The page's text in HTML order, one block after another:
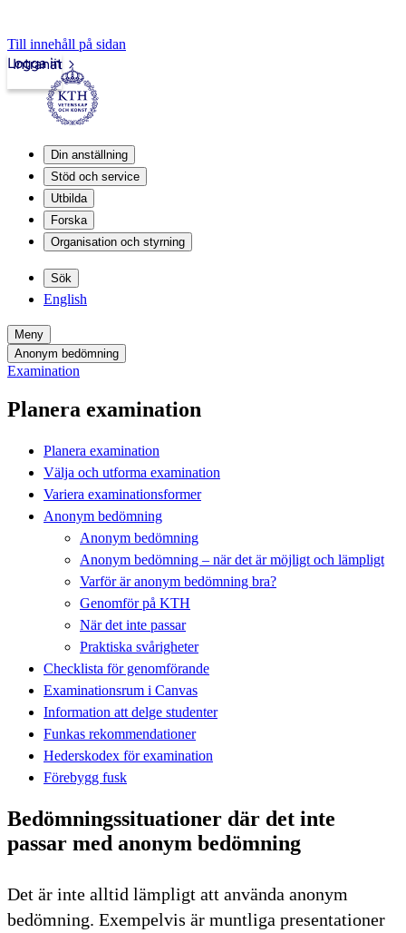
Till innehåll på sidan
Intranät
Logga in
Din anställning
Stöd och service
Utbilda
Forska
Organisation och styrning
Sök
English
Meny
Anonym bedömning
Examination
Planera examination
Planera examination
Välja och utforma examination
Variera examinationsformer
Anonym bedömning
Anonym bedömning
Anonym bedömning – när det är möjligt och lämpligt
Varför är anonym bedömning bra?
Genomför på KTH
När det inte passar
Praktiska svårigheter
Checklista för genomförande
Examinationsrum i Canvas
Information att delge studenter
Funkas rekommendationer
Hederskodex för examination
Förebygg fusk
Bedömningssituationer där det inte
passar med anonym bedömning
Det är inte alltid lämpligt att använda anonym
bedömning. Exempelvis är muntliga presentationer